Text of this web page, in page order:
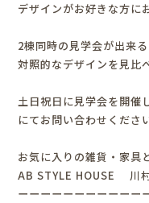
デザインがお好きな方に
2棟同時の見学会が出来
対照的なデザインを見
土日祝日に見学会を開催
にてお問い合わせください
お気に入りの雑貨・家具
AB STYLE HOUSE 川
ーーーーーーーーーーー